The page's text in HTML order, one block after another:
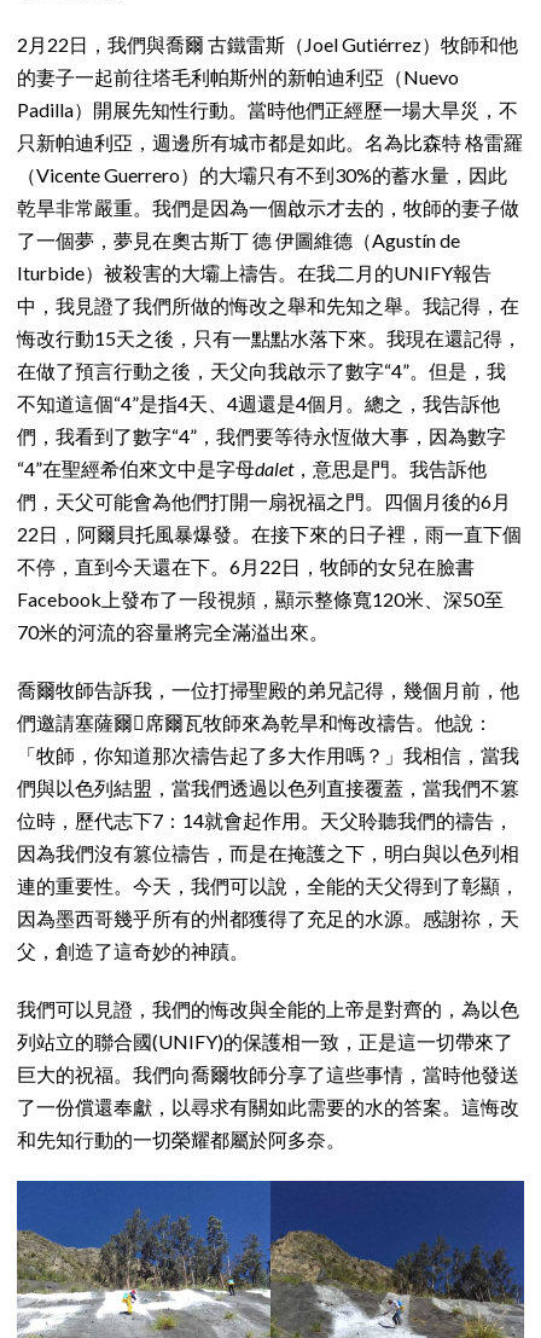
2月22日，我們與喬爾 古鐵雷斯（Joel Gutiérrez）牧師和他
的妻子一起前往塔毛利帕斯州的新帕迪利亞（Nuevo
Padilla）開展先知性行動。當時他們正經歷一場大旱災，不
只新帕迪利亞，週邊所有城市都是如此。名為比森特 格雷羅
（Vicente Guerrero）的大壩只有不到30%的蓄水量，因此
乾旱非常嚴重。我們是因為一個啟示才去的，牧師的妻子做
了一個夢，夢見在奧古斯丁 德 伊圖維德（Agustín de
Iturbide）被殺害的大壩上禱告。在我二月的UNIFY報告
中，我見證了我們所做的悔改之舉和先知之舉。我記得，在
悔改行動15天之後，只有一點點水落下來。我現在還記得，
在做了預言行動之後，天父向我啟示了數字“4”。但是，我
不知道這個“4”是指4天、4週還是4個月。總之，我告訴他
們，我看到了數字“4”，我們要等待永恆做大事，因為數字
“4”在聖經希伯來文中是字母dalet，意思是門。我告訴他
們，天父可能會為他們打開一扇祝福之門。四個月後的6月
22日，阿爾貝托風暴爆發。在接下來的日子裡，雨一直下個
不停，直到今天還在下。6月22日，牧師的女兒在臉書
Facebook上發布了一段視頻，顯示整條寬120米、深50至
70米的河流的容量將完全滿溢出來。
喬爾牧師告訴我，一位打掃聖殿的弟兄記得，幾個月前，他
們邀請塞薩爾席爾瓦牧師來為乾旱和悔改禱告。他說：
「牧師，你知道那次禱告起了多大作用嗎？」我相信，當我
們與以色列結盟，當我們透過以色列直接覆蓋，當我們不篡
位時，歷代志下7：14就會起作用。天父聆聽我們的禱告，
因為我們沒有篡位禱告，而是在掩護之下，明白與以色列相
連的重要性。今天，我們可以說，全能的天父得到了彰顯，
因為墨西哥幾乎所有的州都獲得了充足的水源。感謝祢，天
父，創造了這奇妙的神蹟。
我們可以見證，我們的悔改與全能的上帝是對齊的，為以色
列站立的聯合國(UNIFY)的保護相一致，正是這一切帶來了
巨大的祝福。我們向喬爾牧師分享了這些事情，當時他發送
了一份償還奉獻，以尋求有關如此需要的水的答案。這悔改
和先知行動的一切榮耀都屬於阿多奈。